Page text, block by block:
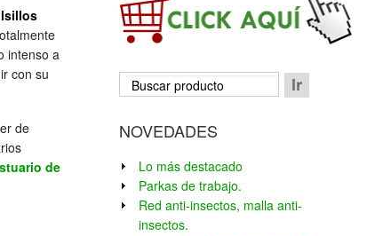
intenso a
con su
de
de
NOVEDADES
Lo más destacado
Parkas de trabajo.
Red anti-insectos, malla anti-
insectos.